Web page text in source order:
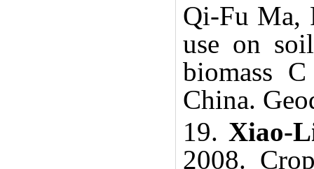
Qi-Fu Ma,
use on
biomass
China.
19.Xiao-
2008.